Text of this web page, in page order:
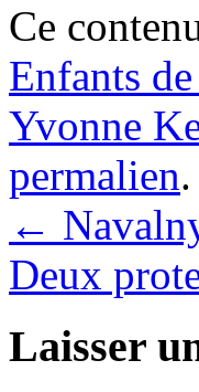
Ce
Enfants
Yvonne
permalien.
←
Deux
Laisser